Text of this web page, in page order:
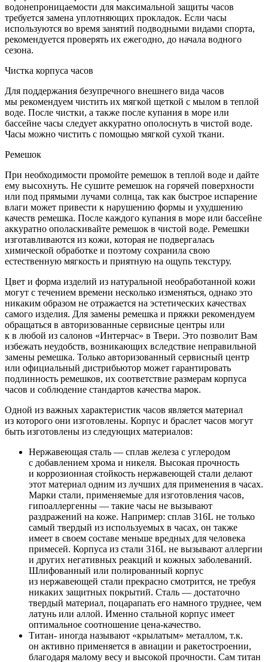
водонепроницаемости для максимальной защиты часов
требуется замена уплотняющих прокладок. Если часы
используются во время занятий подводными видами спорта,
рекомендуется проверять их ежегодно, до начала водного
сезона.
Чистка корпуса часов
Для поддержания безупречного внешнего вида часов
мы рекомендуем чистить их мягкой щеткой с мылом в теплой
воде. После чистки, а также после купания в море или
бассейне часы следует аккуратно ополоснуть в чистой воде.
Часы можно чистить с помощью мягкой сухой ткани.
Ремешок
При необходимости промойте ремешок в теплой воде и дайте
ему высохнуть. Не сушите ремешок на горячей поверхности
или под прямыми лучами солнца, так как быстрое испарение
влаги может привести к нарушению формы и ухудшению
качеств ремешка. После каждого купания в море или бассейне
аккуратно ополаскивайте ремешок в чистой воде. Ремешки
изготавливаются из кожи, которая не подвергалась
химической обработке и поэтому сохранила свою
естественную мягкость и приятную на ощупь текстуру.
Цвет и форма изделий из натуральной необработанной кожи
могут с течением времени несколько изменяться, однако это
никаким образом не отражается на эстетических качествах
самого изделия. Для замены ремешка и пряжки рекомендуем
обращаться в авторизованные сервисные центры или
к в любой из салонов «Интерчас» в Твери. Это позволит Вам
избежать неудобств, возникающих вследствие неправильной
замены ремешка. Только авторизованный сервисный центр
или официальный дистрибьютор может гарантировать
подлинность ремешков, их соответствие размерам корпуса
часов и соблюдение стандартов качества марок.
Одной из важных характеристик часов является материал
из которого они изготовлены. Корпус и браслет часов могут
быть изготовлены из следующих материалов:
Нержавеющая сталь — сплав железа с углеродом
с добавлением хрома и никеля. Высокая прочность
и коррозионная стойкость нержавеющей стали делают
этот материал одним из лучших для применения в часах.
Марки стали, применяемые для изготовления часов,
гипоаллергенны — такие часы не вызывают
раздражений на коже. Например: сплав 316L не только
самый твердый из используемых в часах, он также
имеет в своем составе меньше вредных для человека
примесей. Корпуса из стали 316L не вызывают аллергии
и других негативных реакций и кожных заболеваний.
Шлифованный или полированный корпус
из нержавеющей стали прекрасно смотрится, не требуя
никаких защитных покрытий. Сталь — достаточно
твердый материал, поцарапать его намного труднее, чем
латунь или аллой. Именно стальной корпус имеет
оптимальное соотношение цена-качество.
Титан- иногда называют «крылатым» металлом, т.к.
он активно применяется в авиации и ракетостроении,
благодаря малому весу и высокой прочности. Сам титан